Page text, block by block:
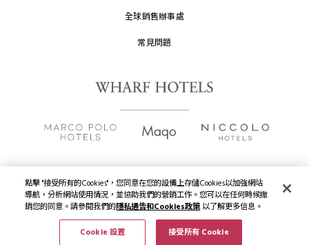
全球銷售辦事處
常見問題
版權及原稿2026 © 九龍倉酒店保留一切權利。
隱私通告
使用條款
點擊 "接受所有的Cookies"，您同意在您的設備上存儲Cookies以加強網站
導航，分析網站使用情況，並協助我們的營銷工作。您可以在任何時候撤
銷您的同意。請參閱我們的隱私通告和Cookies政策以了解更多信息。
Cookie 設置 接受所有 Cookie